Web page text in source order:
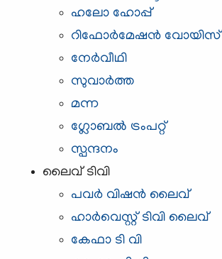
ഹലോ ഹോപ്പ്
റിഫോര്‍മേഷന്‍ വോയിസ്‌
നേര്‍വീഥി
സുവാര്‍ത്ത
മന്ന
ഗ്ലോബല്‍ ട്രംപറ്റ്
സ്പന്ദനം
ലൈവ് ടിവി
പവര്‍ വിഷന്‍ ലൈവ്
ഹാര്‍വെസ്റ്റ്‌ ടിവി ലൈവ്
കേഫാ ടി വി